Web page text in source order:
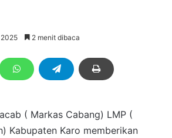
2 menit dibaca
( Markas Cabang) LMP (
Kabupaten Karo memberikan